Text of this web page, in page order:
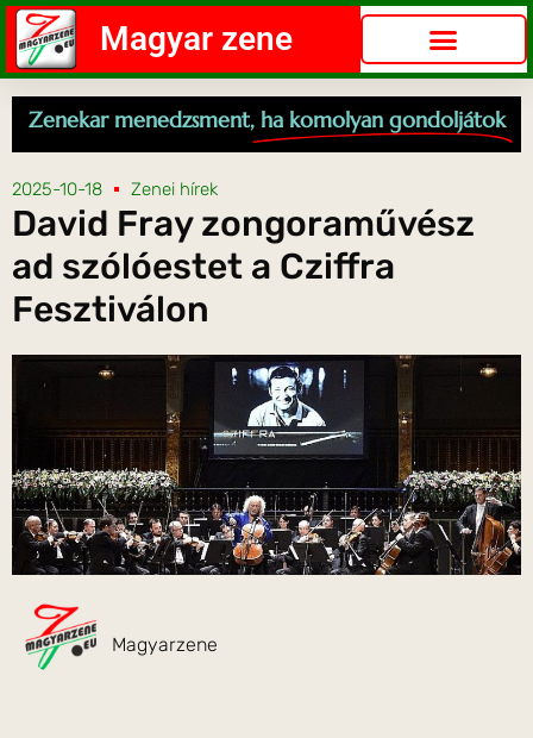
Magyar zene
Zenekar menedzsment, ha komolyan gondoljátok
2025-10-18 Zenei hírek
David Fray zongoraművész
ad szólóestet a Cziffra
Fesztiválon
Magyarzene